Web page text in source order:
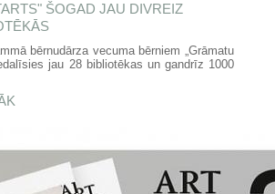
ŠOGAD JAU DIVREIZ
bērnudārza vecuma bērniem „Grāmatu
jau 28 bibliotēkas un gandrīz 1000